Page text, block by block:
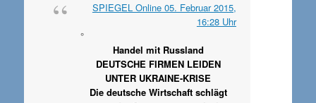
SPIEGEL Online 05. Februar 2015,
16:28 Uhr
°
Handel mit Russland
DEUTSCHE FIRMEN LEIDEN
UNTER UKRAINE-KRISE
Die deutsche Wirtschaft schlägt